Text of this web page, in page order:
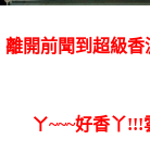
離開前聞到超級
ㄚ~~~好香丫